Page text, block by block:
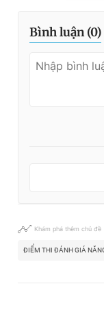
Bình luận (0)
Khám phá thêm chủ đề
ĐIỂM THI ĐÁNH GIÁ